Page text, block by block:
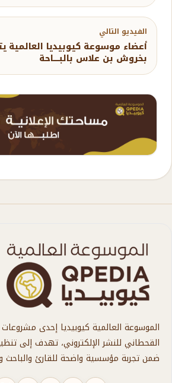
الفيديو التالي
أعضاء موسوعة كيوبيديا العالمية
بخروش بن علاس بالبـــــاحة
الموسوعة العالمية كيوبيديا إحدى
القحطاني للنشر الإلكتروني، تهدف إلى
ضمن تجربة مؤسسية واضحة للقارئ والباحث